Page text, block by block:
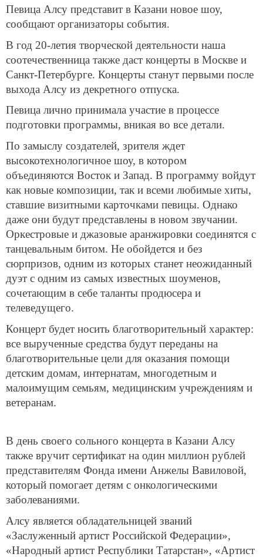
Певица Алсу представит в Казани новое шоу,
сообщают организаторы события.
В год 20-летия творческой деятельности наша
соотечественница также даст концерты в Москве и
Санкт-Петербурге. Концерты станут первыми после
выхода Алсу из декретного отпуска.
Певица лично принимала участие в процессе
подготовки программы, вникая во все детали.
По замыслу создателей, зрителя ждет
высокотехнологичное шоу, в котором
объединяются Восток и Запад. В программу войдут
как новые композиции, так и всеми любимые хиты,
ставшие визитными карточками певицы. Однако
даже они будут представлены в новом звучании.
Оркестровые и джазовые аранжировки соединятся с
танцевальным битом. Не обойдется и без
сюрпризов, одним из которых станет неожиданный
дуэт с одним из самых известных шоуменов,
сочетающим в себе таланты продюсера и
телеведущего.
Концерт будет носить благотворительный характер:
все вырученные средства будут переданы на
благотворительные цели для оказания помощи
детским домам, интернатам, многодетным и
малоимущим семьям, медицинским учреждениям и
ветеранам.
В день своего сольного концерта в Казани Алсу
также вручит сертификат на один миллион рублей
представителям Фонда имени Анжелы Вавиловой,
который помогает детям с онкологическими
заболеваниями.
Алсу является обладательницей званий
«Заслуженный артист Российской Федерации»,
«Народный артист Республики Татарстан», «Артист